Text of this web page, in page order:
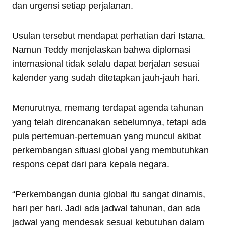
dan urgensi setiap perjalanan.
Usulan tersebut mendapat perhatian dari Istana.
Namun Teddy menjelaskan bahwa diplomasi
internasional tidak selalu dapat berjalan sesuai
kalender yang sudah ditetapkan jauh-jauh hari.
Menurutnya, memang terdapat agenda tahunan
yang telah direncanakan sebelumnya, tetapi ada
pula pertemuan-pertemuan yang muncul akibat
perkembangan situasi global yang membutuhkan
respons cepat dari para kepala negara.
“Perkembangan dunia global itu sangat dinamis,
hari per hari. Jadi ada jadwal tahunan, dan ada
jadwal yang mendesak sesuai kebutuhan dalam